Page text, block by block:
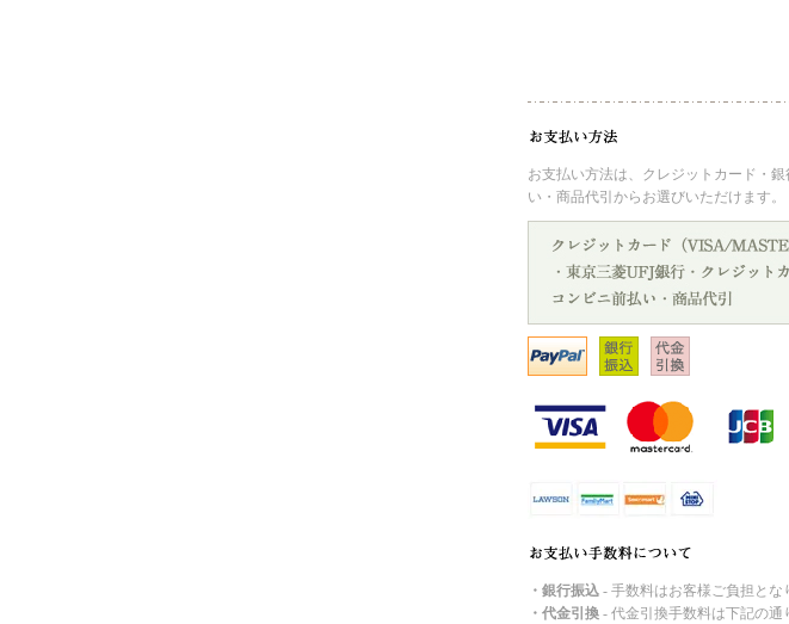
お支払い方法は、クレジットカード・
い・商品代引からお選びいただけます。
・銀行振込 - 手数料はお客様ご負担とな
・代金引換 - 代金引換手数料は下記の通